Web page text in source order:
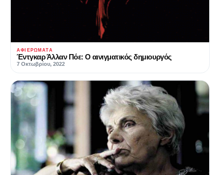
ΑΦΙΕΡΏΜΑΤΑ
Έντγκαρ Άλλαν Πόε: Ο αινιγματικός δημιουργός
7 Οκτωβρίου, 2022